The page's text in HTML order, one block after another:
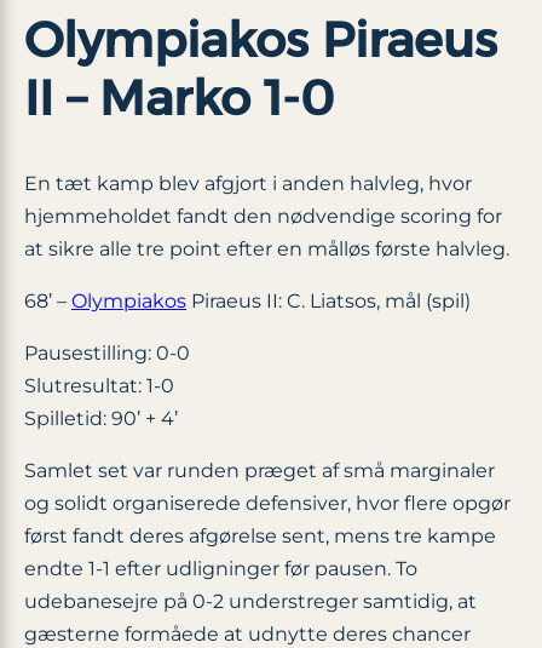
Olympiakos Piraeus
II – Marko 1-0
En tæt kamp blev afgjort i anden halvleg, hvor
hjemmeholdet fandt den nødvendige scoring for
at sikre alle tre point efter en målløs første halvleg.
68’ – Olympiakos Piraeus II: C. Liatsos, mål (spil)
Pausestilling: 0-0
Slutresultat: 1-0
Spilletid: 90’ + 4’
Samlet set var runden præget af små marginaler
og solidt organiserede defensiver, hvor flere opgør
først fandt deres afgørelse sent, mens tre kampe
endte 1-1 efter udligninger før pausen. To
udebanesejre på 0-2 understreger samtidig, at
gæsterne formåede at udnytte deres chancer